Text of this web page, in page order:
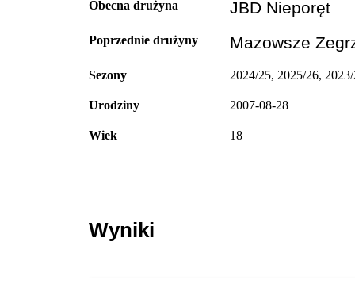
Obecna drużyna JBD Nieporęt
Poprzednie drużyny Mazowsze
Sezony 2024/25, 2025/26,
Urodziny 2007-08-28
Wiek 18
Wyniki